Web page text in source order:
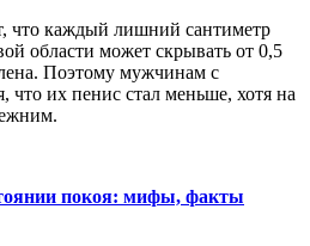
что каждый лишний сантиметр
области может скрывать от 0,5
Поэтому мужчинам с
что их пенис стал меньше, хотя на
покоя: мифы, факты